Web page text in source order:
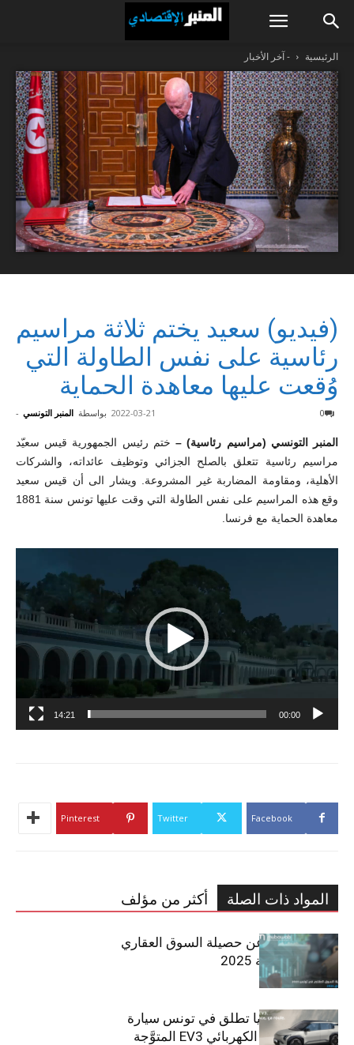
الرئيسية - آخر الأخبار
(فيديو) سعيد يختم ثلاثة مراسيم
رئاسية على نفس الطاولة التي
وُقعت عليها معاهدة الحماية
بواسطة المنبر التونسي - 2022-03-21 0
المنبر التونسي (مراسيم رئاسية) –ختم رئيس الجمهورية قيس سعيّد
مراسيم رئاسية تتعلق بالصلح الجزائي وتوظيف عائداته، والشركات
الأهلية، ومقاومة المضاربة غير المشروعة. ويشار الى أن قيس سعيد
وقع هذه المراسيم على نفس الطاولة التي وقت عليها تونس سنة 1881
معاهدة الحماية مع فرنسا.
00:00
14:21
Facebook
Twitter
Pinterest
المواد ذات الصلة أكثر من مؤلف
مبوب تكشف عن حصيلة السوق العقاري
في تونس لسنة 2025
سيتي كارز – كيا تطلق في تونس سيارة
الـدفع الرباعي الكهربائي EV3 المتوَّجة